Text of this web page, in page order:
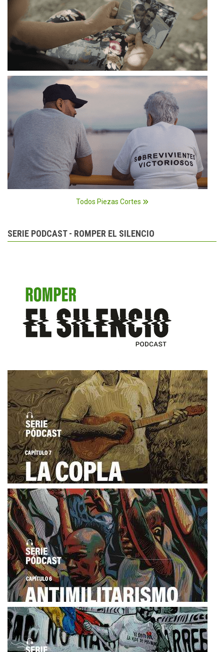
Todos Piezas Cortes
SERIE PODCAST - ROMPER EL SILENCIO